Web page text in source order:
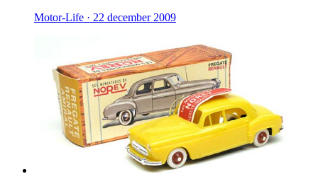
Motor-Life · 22 december 2009